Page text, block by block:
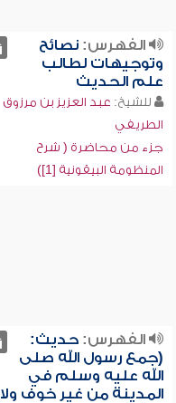
الفهرس:نصائح
وتوجيهات لطالب
علم الحديث
للشيخ: عبد العزيز بن مرزوق
الطريفي
جزء من محاضرة ( شرح
المنظومة البيقونية [1])
الفهرس:حديث:
(جمع رسول الله صلى
الله عليه وسلم في
المدينة من غير خوف ولا